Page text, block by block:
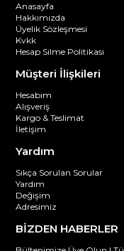
Anasayfa
Hakkımızda
Üyelik Sözleşmesi
Kvkk
Hesap Silme Politikası
Müşteri İlişkileri
Hesabım
Alışveriş
Kargo & Teslimat
İletişim
Yardım
Sıkça Sorulan Sorular
Yardım
Değişim
Adresimiz
BİZDEN HABERLER